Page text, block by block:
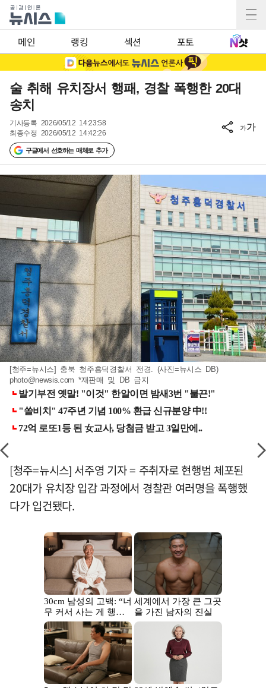
메인 랭킹 섹션 포토
술 취해 유치장서 행패, 경찰 폭행한 20대
송치
기사등록 2026/05/12 14:23:58
최종수정 2026/05/12 14:42:26
구글에서 선호하는 매체로 추가
가가
[청주=뉴시스] 충북 청주흥덕경찰서 전경. (사진=뉴시스 DB)
photo@newsis.com *재판매 및 DB 금지
[청주=뉴시스] 서주영 기자 = 주취자로 현행범 체포된
20대가 유치장 입감 과정에서 경찰관 여러명을 폭행했
다가 입건됐다.